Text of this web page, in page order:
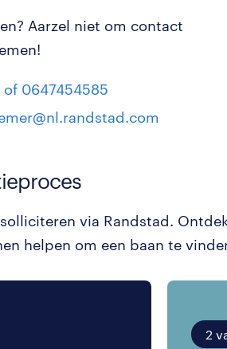
Aarzel niet om contact
of 0647454585
via Randstad.
helpen om een baan te
2